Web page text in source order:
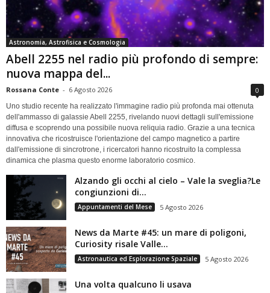
Astronomia, Astrofisica e Cosmologia
Abell 2255 nel radio più profondo di sempre:
nuova mappa del...
Rossana Conte - 6 Agosto 2026 0
Uno studio recente ha realizzato l'immagine radio più profonda mai ottenuta
dell'ammasso di galassie Abell 2255, rivelando nuovi dettagli sull'emissione
diffusa e scoprendo una possibile nuova reliquia radio. Grazie a una tecnica
innovativa che ricostruisce l'orientazione del campo magnetico a partire
dall'emissione di sincrotrone, i ricercatori hanno ricostruito la complessa
dinamica che plasma questo enorme laboratorio cosmico.
Alzando gli occhi al cielo – Vale la sveglia?Le
congiunzioni di...
Appuntamenti del Mese 5 Agosto 2026
News da Marte #45: un mare di poligoni,
Curiosity risale Valle...
Astronautica ed Esplorazione Spaziale 5 Agosto 2026
Una volta qualcuno li usava